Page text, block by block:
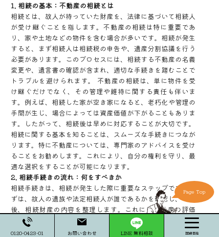
1. 相続の基本：不動産の相続とは
相続とは、故人が持っていた財産を、法律に基づいて相続人
が受け継ぐことを指します。不動産の相続は特に重要であ
り、家や土地などの物件を含む場合が多いです。相続が発生
すると、まず相続人は相続税の申告や、遺産分割協議を行う
必要があります。このプロセスには、相続する不動産の名義
変更や、遺言書の確認が含まれ、適切な手続きを踏むことで
トラブルを避けられます。 不動産の相続は、単に物件を受
け継ぐだけでなく、その管理や維持に関する責任も伴いま
す。例えば、相続した家が空き家になると、老朽化や管理の
手間が生じ、場合によっては資産価値が下がることもありま
す。したがって、相続後は早めに対応することが大切です。
相続に関する基本を知ることは、スムーズな手続きにつなが
ります。特に不動産については、専門家のアドバイスを受け
ることをお勧めします。これにより、自分の権利を守り、最
適な選択をすることが可能になります。
2. 相続手続きの流れ：何をすべきか
相続手続きは、相続が発生した際に重要なステップです。ま
ずは、故人の遺族や法定相続人が誰であるかを確認し、その
後、相続財産の内容を整理します。これには不動産の評価
や、残された負債の確認が含まれます。 次に、遺言書が存
在する場合は、その内容を確認し、遺言執行者が指定されて
Page Top
0120-0423-01 お問い合わせ LINE 無料相談 menu